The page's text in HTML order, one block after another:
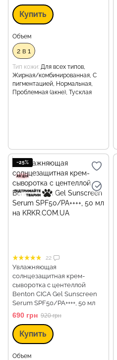
Купить
Объем
2 в 1
Тип кожи Для всех типов,
Жирная/комбинированная, С
пигментацией, Нормальная,
Проблемная (акне), Тусклая
−25%
22
Увлажняющая
солнцезащитная крем-
сыворотка с центеллой
Benton CICA Gel Sunscreen
Serum SPF50/PA++++, 50 мл
690 грн 920 грн
Купить
Объем